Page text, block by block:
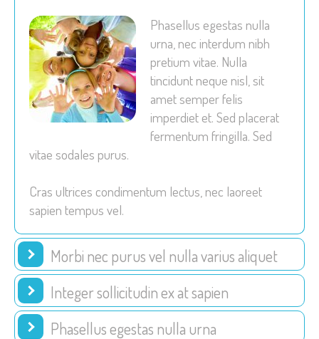
Phasellus egestas nulla
urna, nec interdum nibh
pretium vitae. Nulla
tincidunt neque nisl, sit
amet semper felis
imperdiet et. Sed placerat
fermentum fringilla. Sed
vitae sodales purus.
Cras ultrices condimentum lectus, nec laoreet
sapien tempus vel.
Morbi nec purus vel nulla varius aliquet
Integer sollicitudin ex at sapien
Phasellus egestas nulla urna